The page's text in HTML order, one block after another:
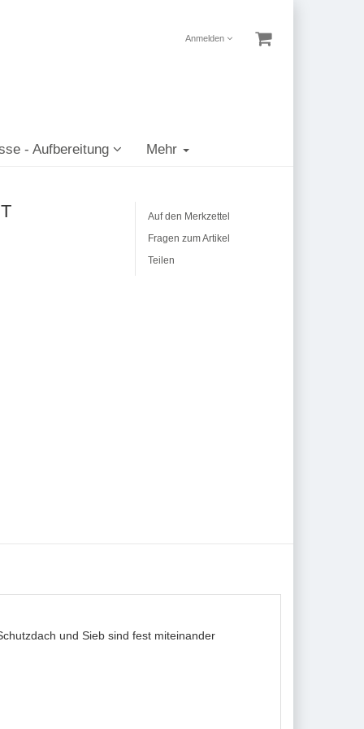
Anmelden
- Aufbereitung Mehr
Auf den Merkzettel
Fragen zum Artikel
Teilen
und Sieb sind fest miteinander